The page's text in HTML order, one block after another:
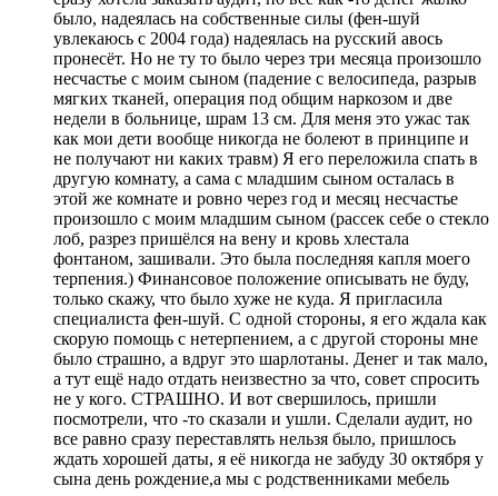
было, надеялась на собственные силы (фен-шуй
увлекаюсь с 2004 года) надеялась на русский авось
пронесёт. Но не ту то было через три месяца произошло
несчастье с моим сыном (падение с велосипеда, разрыв
мягких тканей, операция под общим наркозом и две
недели в больнице, шрам 13 см. Для меня это ужас так
как мои дети вообще никогда не болеют в принципе и
не получают ни каких травм) Я его переложила спать в
другую комнату, а сама с младшим сыном осталась в
этой же комнате и ровно через год и месяц несчастье
произошло с моим младшим сыном (рассек себе о стекло
лоб, разрез пришёлся на вену и кровь хлестала
фонтаном, зашивали. Это была последняя капля моего
терпения.) Финансовое положение описывать не буду,
только скажу, что было хуже не куда. Я пригласила
специалиста фен-шуй. С одной стороны, я его ждала как
скорую помощь с нетерпением, а с другой стороны мне
было страшно, а вдруг это шарлотаны. Денег и так мало,
а тут ещё надо отдать неизвестно за что, совет спросить
не у кого. СТРАШНО. И вот свершилось, пришли
посмотрели, что -то сказали и ушли. Сделали аудит, но
все равно сразу переставлять нельзя было, пришлось
ждать хорошей даты, я её никогда не забуду 30 октября у
сына день рождение,а мы с родственниками мебель